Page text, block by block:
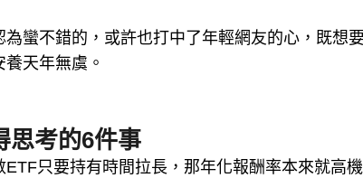
蠻不錯的，或許也打中了年輕網友的心，既想
天年無虞。
思考的6件事
只要持有時間拉長，那年化報酬率本來就高